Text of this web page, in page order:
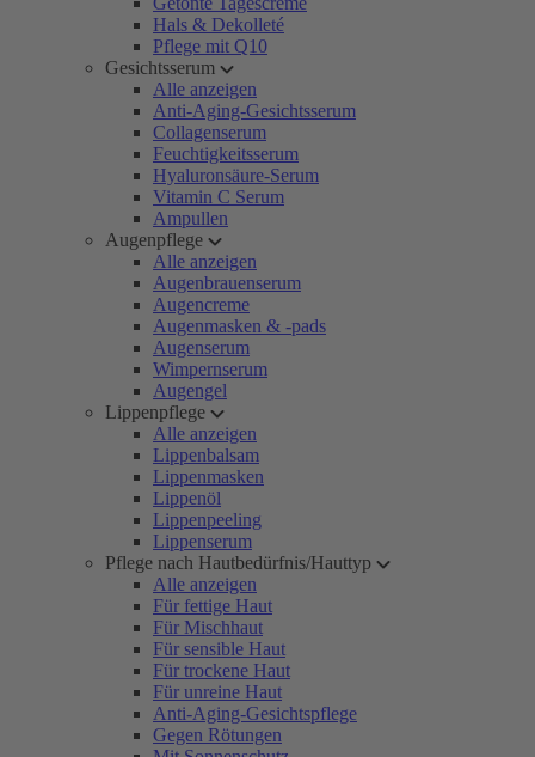
Hals & Dekolleté
Pflege mit Q10
Gesichtsserum
Alle anzeigen
Anti-Aging-Gesichtsserum
Collagenserum
Feuchtigkeitsserum
Hyaluronsäure-Serum
Vitamin C Serum
Ampullen
Augenpflege
Alle anzeigen
Augenbrauenserum
Augencreme
Augenmasken & -pads
Augenserum
Wimpernserum
Augengel
Lippenpflege
Alle anzeigen
Lippenbalsam
Lippenmasken
Lippenöl
Lippenpeeling
Lippenserum
Pflege nach Hautbedürfnis/Hauttyp
Alle anzeigen
Für fettige Haut
Für Mischhaut
Für sensible Haut
Für trockene Haut
Für unreine Haut
Anti-Aging-Gesichtspflege
Gegen Rötungen